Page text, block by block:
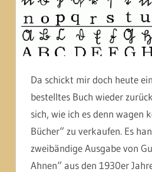
Da schickt mir doch heute
bestelltes Buch wieder
sich, wie ich es denn wagen
Bücher“ zu verkaufen. Es
zweibändige Ausgabe von
Ahnen“ aus den 1930er